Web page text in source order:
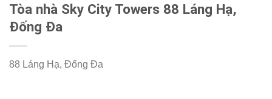
Tòa nhà Sky City Towers 88 Láng Hạ,
Đống Đa
88 Láng Hạ, Đống Đa